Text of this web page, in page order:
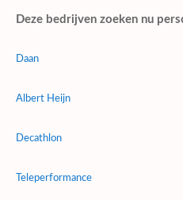
Deze bedrijven zoeken nu
Daan
Albert Heijn
Decathlon
Teleperformance